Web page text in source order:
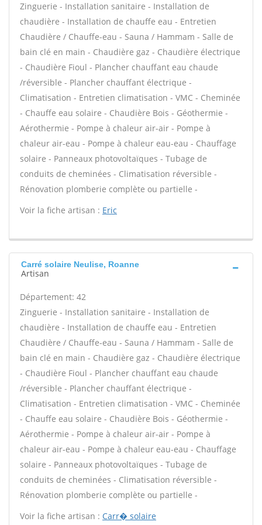
Zinguerie - Installation sanitaire - Installation de
chaudière - Installation de chauffe eau - Entretien
Chaudière / Chauffe-eau - Sauna / Hammam - Salle de
bain clé en main - Chaudière gaz - Chaudière électrique
- Chaudière Fioul - Plancher chauffant eau chaude
/réversible - Plancher chauffant électrique -
Climatisation - Entretien climatisation - VMC - Cheminée
- Chauffe eau solaire - Chaudière Bois - Géothermie -
Aérothermie - Pompe à chaleur air-air - Pompe à
chaleur air-eau - Pompe à chaleur eau-eau - Chauffage
solaire - Panneaux photovoltaïques - Tubage de
conduits de cheminées - Climatisation réversible -
Rénovation plomberie complète ou partielle -
Voir la fiche artisan : Eric
Carré solaire Neulise, Roanne
Artisan
Département: 42
Zinguerie - Installation sanitaire - Installation de
chaudière - Installation de chauffe eau - Entretien
Chaudière / Chauffe-eau - Sauna / Hammam - Salle de
bain clé en main - Chaudière gaz - Chaudière électrique
- Chaudière Fioul - Plancher chauffant eau chaude
/réversible - Plancher chauffant électrique -
Climatisation - Entretien climatisation - VMC - Cheminée
- Chauffe eau solaire - Chaudière Bois - Géothermie -
Aérothermie - Pompe à chaleur air-air - Pompe à
chaleur air-eau - Pompe à chaleur eau-eau - Chauffage
solaire - Panneaux photovoltaïques - Tubage de
conduits de cheminées - Climatisation réversible -
Rénovation plomberie complète ou partielle -
Voir la fiche artisan : Carr� solaire